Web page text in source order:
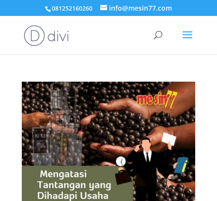
081252160260 info@mesin77.com